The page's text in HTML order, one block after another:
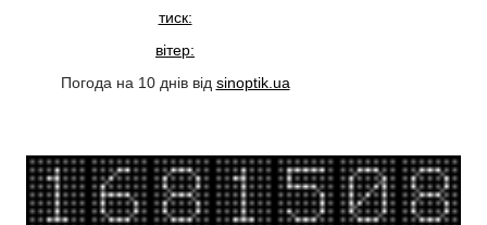
тиск:
вітер:
Погода на 10 днів від sinoptik.ua